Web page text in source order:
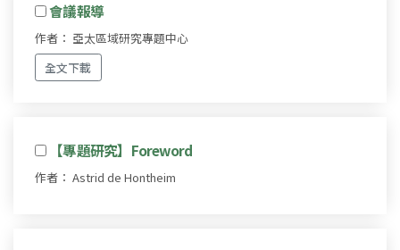
會議報導
作者： 亞太區域研究專題中心
全文下載
【專題研究】Foreword
作者： Astrid de Hontheim